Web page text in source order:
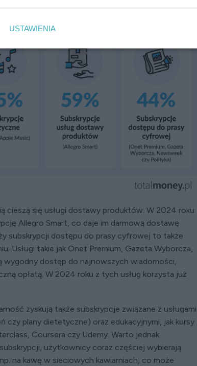
cieszą się usługi dostawy produktów. W 2024 roku
Allegro Smart, co daje im darmową dostawę
subskrypcji dostępu do prasy cyfrowej to także
Usługi takie jak Onet Premium, Gazeta Wyborcza,
wygodny dostęp do najnowszych wiadomości,
opłatą. W 2024 roku z tych usług korzysta już
zyskują także subskrypcje związane z usługami
czy plany dietetyczne) oraz edukacyjnymi, jak kursy
Coursera czy Udemy. Warto jednak
użytkownicy coraz częściej wybierają
na kawę w sieciowych kawiarniach, co może
USTAWIENIA